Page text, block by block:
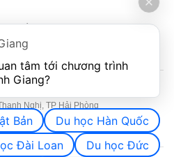
Bắc Ninh
Nghị, TP Hải Phòng
tâm tới chương trình
Giang?
Bản
Du học Hàn Quốc
Đài Loan
Du học Đức